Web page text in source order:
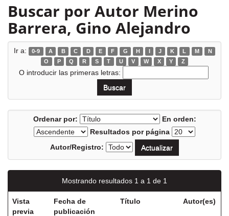
Buscar por Autor Merino
Barrera, Gino Alejandro
Ir a: 0-9 A B C D E F G H I J K L M
N
O
P Q R S T U V W X Y Z
O introducir las primeras letras:
Ordenar por:
En orden:
Resultados por página
Autor/Registro:
Mostrando resultados 1 a 1 de 1
Vista
previa
Fecha de
publicación
Título Autor(es)